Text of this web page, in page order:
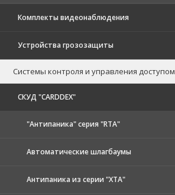
Комплекты видеонаблюдения
Устройства грозозащиты
Системы контроля и управления доступом
CКУД "CARDDEX"
"Антипаника" серия "RTA"
Автоматические шлагбаумы
Антипаника из серии "XTA"